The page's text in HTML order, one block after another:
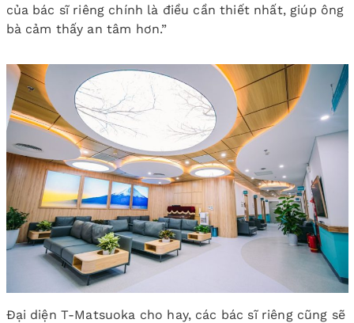
của bác sĩ riêng chính là điều cần thiết nhất, giúp ông
bà cảm thấy an tâm hơn.”
Đại diện T-Matsuoka cho hay, các bác sĩ riêng cũng sẽ